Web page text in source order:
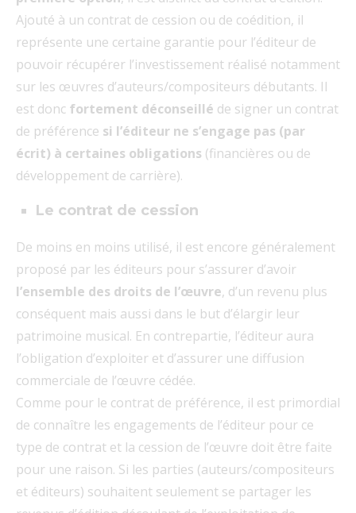
Ajouté à un contrat de cession ou de coédition, il
représente une certaine garantie pour l’éditeur de
pouvoir récupérer l’investissement réalisé notamment
sur les œuvres d’auteurs/compositeurs débutants. Il
est donc fortement déconseillé de signer un contrat
de préférence si l’éditeur ne s’engage pas (par
écrit) à certaines obligations (financières ou de
développement de carrière).
Le contrat de cession
De moins en moins utilisé, il est encore généralement
proposé par les éditeurs pour s’assurer d’avoir
l’ensemble des droits de l’œuvre, d’un revenu plus
conséquent mais aussi dans le but d’élargir leur
patrimoine musical. En contrepartie, l’éditeur aura
l’obligation d’exploiter et d’assurer une diffusion
commerciale de l’œuvre cédée.
Comme pour le contrat de préférence, il est primordial
de connaître les engagements de l’éditeur pour ce
type de contrat et la cession de l’œuvre doit être faite
pour une raison. Si les parties (auteurs/compositeurs
et éditeurs) souhaitent seulement se partager les